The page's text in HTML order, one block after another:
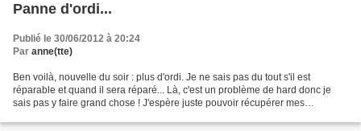
Panne d'ordi...
Publié le 30/06/2012 à 20:24
Par anne(tte)
Ben voilà, nouvelle du soir : plus d'ordi. Je ne sais pas du tout s'il est
réparable et quand il sera réparé... Là, c'est un problème de hard donc je
sais pas y faire grand chose ! J'espère juste pouvoir récupérer mes